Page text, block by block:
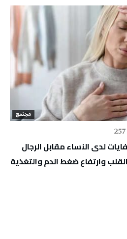
مجتمع
257
لدى النساء مقابل الرجال
وارتفاع ضغط الدم والتغذية